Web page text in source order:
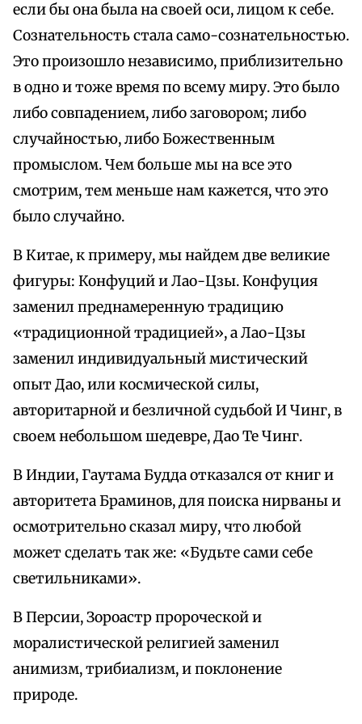
если бы она была на своей оси, лицом к себе.
Сознательность стала само-сознательностью.
Это произошло независимо, приблизительно
в одно и тоже время по всему миру. Это было
либо совпадением, либо заговором; либо
случайностью, либо Божественным
промыслом. Чем больше мы на все это
смотрим, тем меньше нам кажется, что это
было случайно.
В Китае, к примеру, мы найдем две великие
фигуры: Конфуций и Лао-Цзы. Конфуция
заменил преднамеренную традицию
«традиционной традицией», а Лао-Цзы
заменил индивидуальный мистический
опыт Дао, или космической силы,
авторитарной и безличной судьбой И Чинг, в
своем небольшом шедевре, Дао Те Чинг.
В Индии, Гаутама Будда отказался от книг и
авторитета Браминов, для поиска нирваны и
осмотрительно сказал миру, что любой
может сделать так же: «Будьте сами себе
светильниками».
В Персии, Зороастр пророческой и
моралистической религией заменил
анимизм, трибиализм, и поклонение
природе.